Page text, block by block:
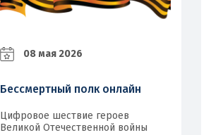
08 мая 2026
Бессмертный полк онлайн
Цифровое шествие героев
Великой Отечественной войны